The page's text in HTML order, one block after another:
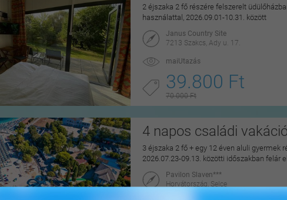
2 éjszaka 2 fő részére felszerelt
használattal, 2026.09.01-10.31. között
Janus Country Site
7213 Szakcs, Ady u. 17.
maiUtazás
39.800 Ft
70.000 Ft
4 napos családi
3 éjszaka 2 fő + egy 12 éven aluli gyermek
2026.07.23-09.13. közötti időszakban felár
Pavilon Slaven***
Horvátország, Selce